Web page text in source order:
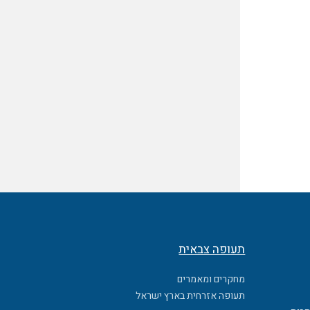
תעופה צבאית
מחקרים ומאמרים
תעופה אזרחית בארץ ישראל